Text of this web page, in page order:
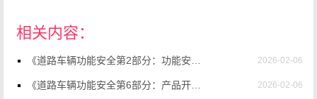
相关内容：
2026-02-06
《道路车辆功能安全第6部分：产品开发：软件层面》（GB/T34590.6-2022）【高清无水印PDF版下载】 2026-02-06